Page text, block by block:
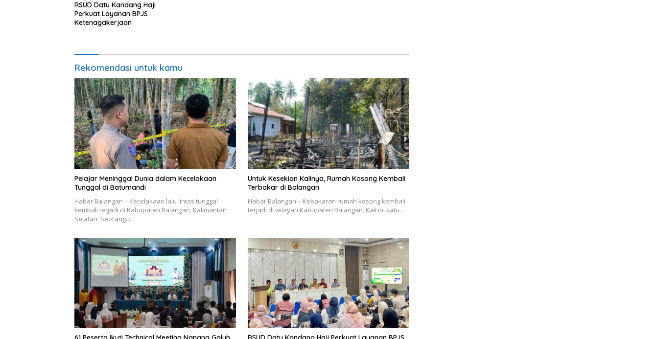
RSUD Datu Kandang Haji
Perkuat Layanan BPJS
Ketenagakerjaan
Rekomendasi untuk kamu
Pelajar Meninggal Dunia dalam Kecelakaan
Tunggal di Batumandi
Habar Balangan – Kecelakaan lalu lintas tunggal
kembali terjadi di Kabupaten Balangan, Kalimantan
Selatan. Seorang…
Untuk Kesekian Kalinya, Rumah Kosong Kembali
Terbakar di Balangan
Habar Balangan – Kebakaran rumah kosong kembali
terjadi di wilayah Kabupaten Balangan. Kali ini satu…